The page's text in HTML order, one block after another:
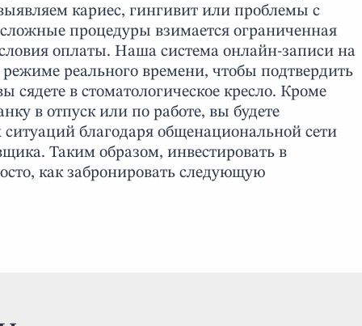
кариес, гингивит или проблемы с
процедуры взимается ограниченная
оплаты. Наша система онлайн-записи на
реального времени, чтобы подтвердить
сядете в стоматологическое кресло. Кроме
в отпуск или по работе, вы будете
благодаря общенациональной сети
Таким образом, инвестировать в
как забронировать следующую